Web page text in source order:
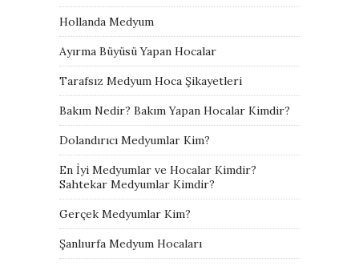
Hollanda Medyum
Ayırma Büyüsü Yapan Hocalar
Tarafsız Medyum Hoca Şikayetleri
Bakım Nedir? Bakım Yapan Hocalar Kimdir?
Dolandırıcı Medyumlar Kim?
En İyi Medyumlar ve Hocalar Kimdir?
Sahtekar Medyumlar Kimdir?
Gerçek Medyumlar Kim?
Şanlıurfa Medyum Hocaları